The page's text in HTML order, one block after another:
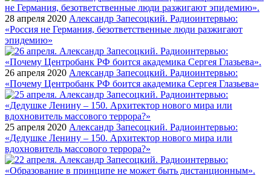
28 апреля 2020 Александр Запесоцкий. Радиоинтервью:
«Россия не Германия, безответственные люди разжигают
эпидемию»
26 апреля 2020 Александр Запесоцкий. Радиоинтервью:
«Почему Центробанк РФ боится академика Сергея Глазьева»
25 апреля 2020 Александр Запесоцкий. Радиоинтервью:
«Дедушке Ленину – 150. Архитектор нового мира или
вдохновитель массового террора?»